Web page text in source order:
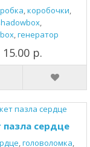
,коробочки,
,
,генератор
15.00 р.
пазла сердце
,головоломка,